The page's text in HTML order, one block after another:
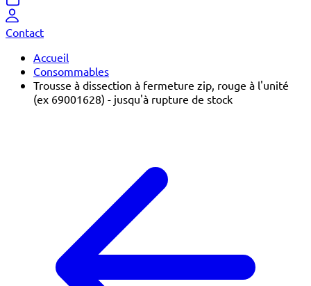
Contact
Accueil
Consommables
Trousse à dissection à fermeture zip, rouge à l'unité
(ex 69001628) - jusqu'à rupture de stock